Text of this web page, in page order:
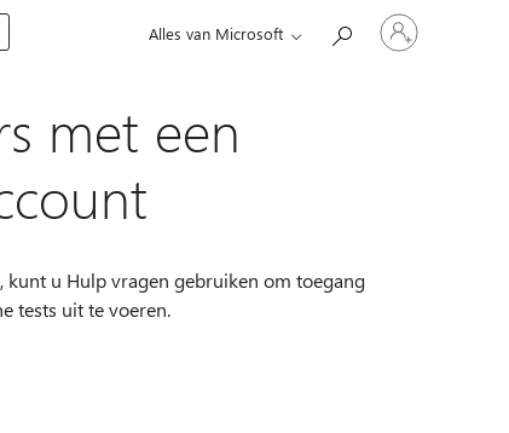
Alles van Microsoft
Meld
je
aan
met een
u Hulp vragen gebruiken om toegang
tests uit te voeren.